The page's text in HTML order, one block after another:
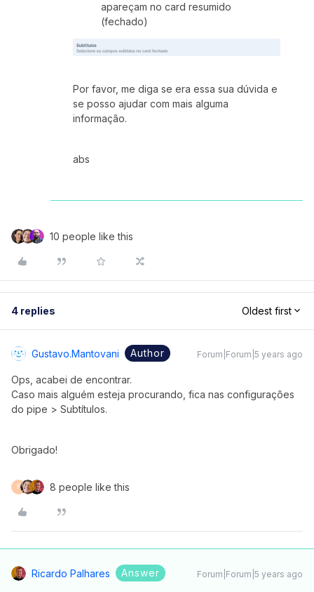
apareçam no card resumido
(fechado)
Por favor, me diga se era essa sua dúvida e
se posso ajudar com mais alguma
informação.
abs
10 people like this
4 replies Oldest first
Gustavo.mantovani Author Forum|Forum|5 years ago
Ops, acabei de encontrar.
Caso mais alguém esteja procurando, fica nas configurações
do pipe > Subtítulos.
Obrigado!
F 8 people like this
Ricardo Palhares Answer Forum|Forum|5 years ago